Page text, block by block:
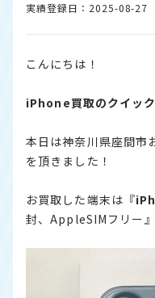
実績登録日：2025-08-27
こんにちは！
iPhone買取のクイッ
本日は神奈川県座間市
を頂きました！
お買取した端末は『
封、AppleSIMフリー』